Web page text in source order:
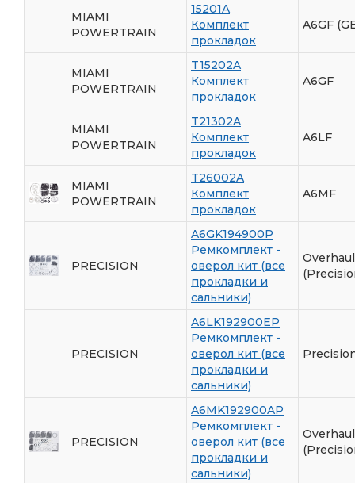
MIAMI
POWERTRAIN
15201A
Комплект
прокладок
A6GF
MIAMI
POWERTRAIN
T15202A
Комплект
прокладок
A6GF
MIAMI
POWERTRAIN
T21302A
Комплект
прокладок
A6LF
MIAMI
POWERTRAIN
T26002A
Комплект
прокладок
A6MF
PRECISION
A6GK194900P
Ремкомплект -
оверол кит (все
прокладки и
сальники)
PRECISION
A6LK192900EP
Ремкомплект -
оверол кит (все
прокладки и
сальники)
PRECISION
A6MK192900AP
Ремкомплект -
оверол кит (все
прокладки и
сальники)